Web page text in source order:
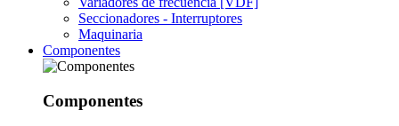
Seccionadores - Interruptores
Maquinaria
Componentes
Componentes